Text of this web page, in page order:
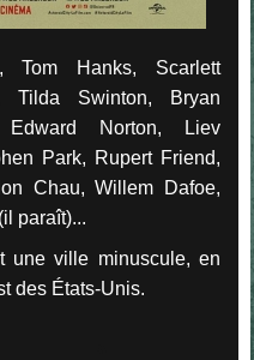
Tom Hanks, Scarlett
Tilda Swinton, Bryan
Norton, Liev
Park, Rupert Friend,
Chau, Willem Dafoe,
paraît)...
une ville minuscule, en
des États-Unis.